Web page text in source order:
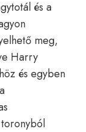
és a
meg,
Harry
és egyben